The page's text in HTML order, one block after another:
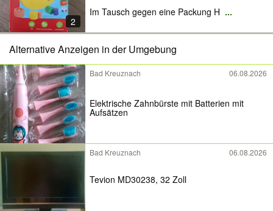
2
Im Tausch gegen eine Packung H ...
Alternative Anzeigen in der Umgebung
Bad Kreuznach 06.08.2026
Elektrische Zahnbürste mit Batterien mit
Aufsätzen
Bad Kreuznach 06.08.2026
Tevion MD30238, 32 Zoll